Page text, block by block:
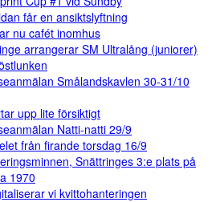
får en ansiktslyftning
nu cafét inomhus
arrangerar SM Ultralång (juniorer)
Smålandskavlen 30-31/10
upp lite försiktigt
Natti-natti 29/9
från firande torsdag 16/9
Snättringes 3:e plats på
1970
vi kvittohanteringen